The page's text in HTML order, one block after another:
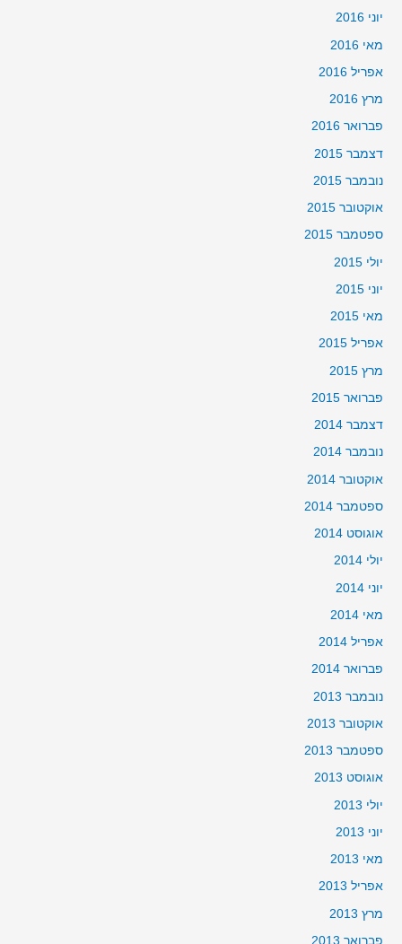
יוני 2016
מאי 2016
אפריל 2016
מרץ 2016
פברואר 2016
דצמבר 2015
נובמבר 2015
אוקטובר 2015
ספטמבר 2015
יולי 2015
יוני 2015
מאי 2015
אפריל 2015
מרץ 2015
פברואר 2015
דצמבר 2014
נובמבר 2014
אוקטובר 2014
ספטמבר 2014
אוגוסט 2014
יולי 2014
יוני 2014
מאי 2014
אפריל 2014
פברואר 2014
נובמבר 2013
אוקטובר 2013
ספטמבר 2013
אוגוסט 2013
יולי 2013
יוני 2013
מאי 2013
אפריל 2013
מרץ 2013
פברואר 2013